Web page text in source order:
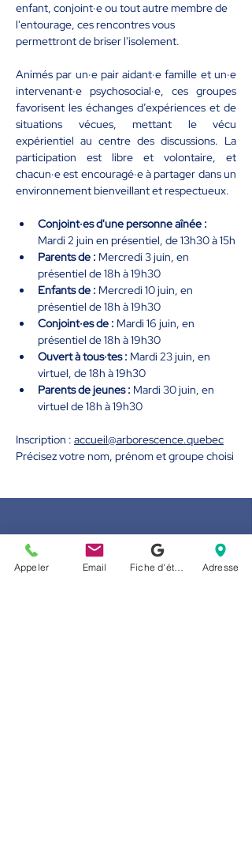
enfant, conjoint·e ou tout autre membre de
l'entourage, ces rencontres vous
permettront de briser l'isolement.
Animés par un·e pair aidant·e famille et un·e
intervenant·e psychosocial·e, ces groupes
favorisent les échanges d’expériences et de
situations vécues, mettant le vécu
expérientiel au centre des discussions. La
participation est libre et volontaire, et
chacun·e est encouragé·e à partager dans un
environnement bienveillant et respectueux.
Conjoint·es d'une personne aînée :
Mardi 2 juin en présentiel, de 13h30 à 15h
Parents de : Mercredi 3 juin, en
présentiel de 18h à 19h30
Enfants de : Mercredi 10 juin, en
présentiel de 18h à 19h30
Conjoint·es de : Mardi 16 juin, en
présentiel de 18h à 19h30
Ouvert à tous·tes : Mardi 23 juin, en
virtuel, de 18h à 19h30
Parents de jeunes : Mardi 30 juin, en
virtuel de 18h à 19h30
Inscription : accueil@arborescence.quebec
Précisez votre nom, prénom et groupe choisi
Privacy Policy
Appeler Email Adresse